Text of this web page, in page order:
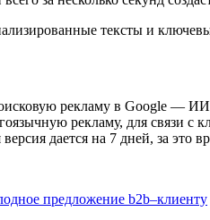
тексты и
рекламу в Google — ИИ
рекламу, для связи с
дается на 7 дней, за это
предложение b2b–клиенту